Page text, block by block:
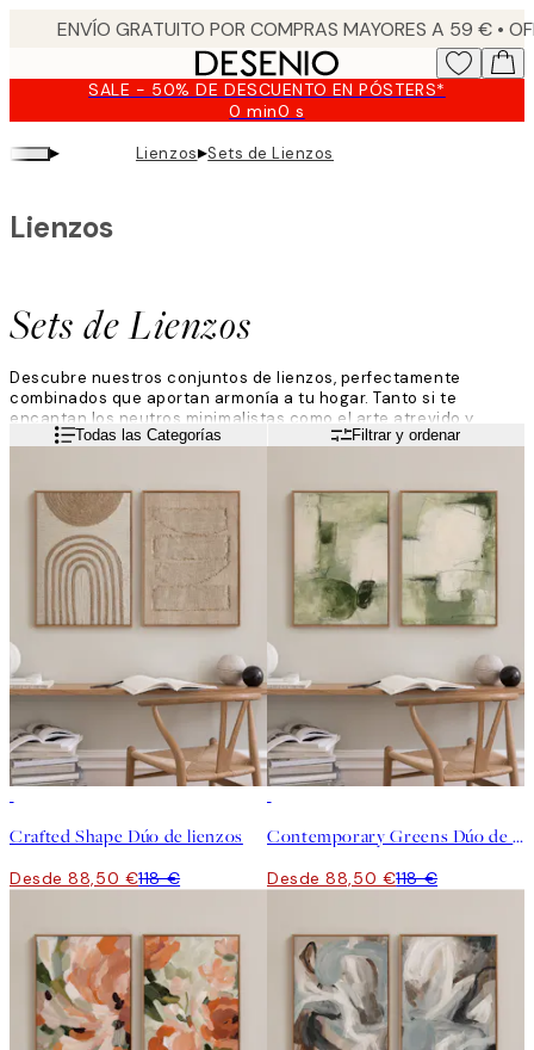
SALE - 50% DE DESCUENTO EN PÓSTERS*
0 min0 s
Válido
hasta:
2026-
▸ Lienzos▸Sets de Lienzos
Sets de Lienzos
Lienzos
Descubre nuestros conjuntos de lienzos, perfectamente
combinados que aportan armonía a tu hogar. Tanto si te
encantan los neutros minimalistas como el arte atrevido y
colorido, nuestras selecciones te facilitan decorar con estilo.
Leer másTodas las Categorías Filtrar y ordenar
Crafted Shape Dúo de lienzos
Desde 88,50 €118 €
Contemporary Greens Dúo de lienzos
Desde 88,50 €118 €